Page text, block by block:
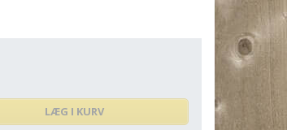
LÆG I KURV